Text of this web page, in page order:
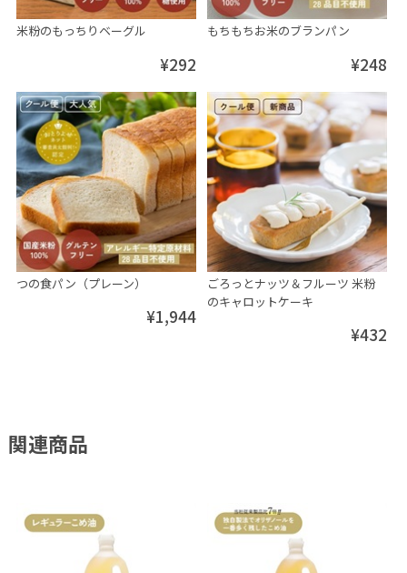
米粉のもっちりベーグル
¥292
もちもちお米のブランパン
¥248
つの食パン（プレーン）
¥1,944
ごろっとナッツ＆フルーツ 米粉
のキャロットケーキ
¥432
関連商品